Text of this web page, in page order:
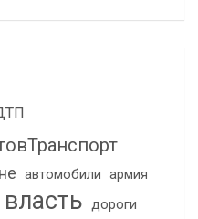
автомобили армия
власть дороги